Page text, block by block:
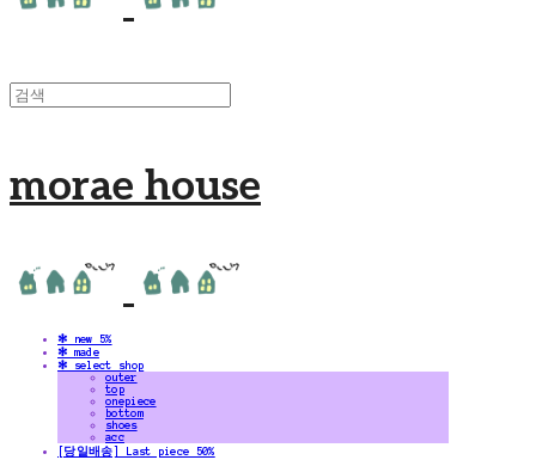
morae house
✻ new 5%
✻ made
✻ select shop
outer
top
onepiece
bottom
shoes
acc
[당일배송] Last piece 50%